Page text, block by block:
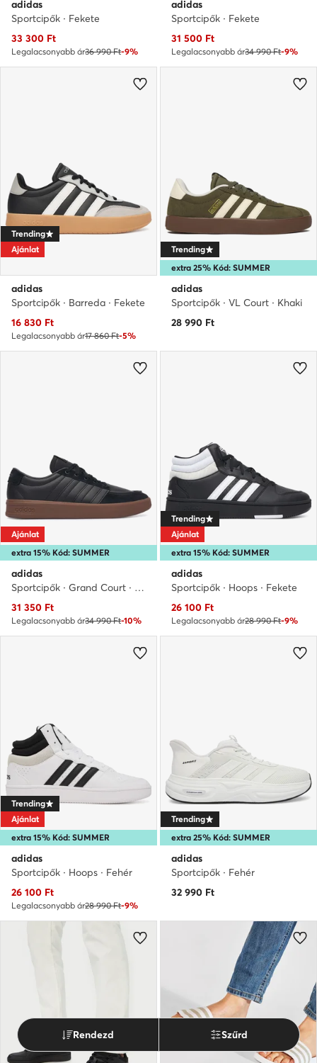
adidas
Sportcipők · Fekete
Aktuális ár
33 300 Ft
Legalacsonyabb ár36 990 Ft-9%
adidas
Sportcipők · Fekete
Aktuális ár
31 500 Ft
Legalacsonyabb ár34 990 Ft-9%
Trending
Ajánlat
adidas
Sportcipők · Barreda · Fekete
Aktuális ár
16 830 Ft
Legalacsonyabb ár17 860 Ft-5%
extra 25% Kód: SUMMER
Trending
adidas
Sportcipők · VL Court · Khaki
28 990 Ft
extra 15% Kód: SUMMER
Ajánlat
adidas
Sportcipők · Grand Court · Fekete
Aktuális ár
31 350 Ft
Legalacsonyabb ár34 990 Ft-10%
extra 15% Kód: SUMMER
Trending
Ajánlat
adidas
Sportcipők · Hoops · Fekete
Aktuális ár
26 100 Ft
Legalacsonyabb ár28 990 Ft-9%
extra 15% Kód: SUMMER
Trending
Ajánlat
adidas
Sportcipők · Hoops · Fehér
Aktuális ár
26 100 Ft
Legalacsonyabb ár28 990 Ft-9%
extra 25% Kód: SUMMER
Trending
adidas
Sportcipők · Fehér
32 990 Ft
Rendezd Szűrd